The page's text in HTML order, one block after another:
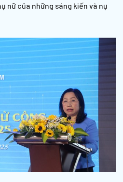
nữ của những sáng kiến và nụ